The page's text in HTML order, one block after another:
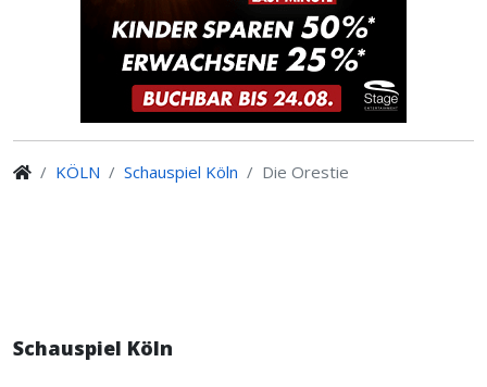
KÖLN Schauspiel Köln Die Orestie
Schauspiel Köln